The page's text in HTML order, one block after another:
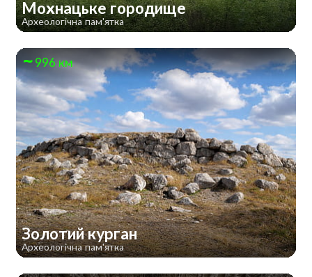
Мохнацьке городище
Археологічна пам'ятка
996 км
Золотий курган
Археологічна пам'ятка